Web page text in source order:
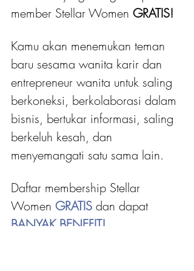
member Stellar Women GRATIS!
Kamu akan menemukan teman
baru sesama wanita karir dan
entrepreneur wanita untuk saling
berkoneksi, berkolaborasi dalam
bisnis, bertukar informasi, saling
berkeluh kesah, dan
menyemangati satu sama lain.
Daftar membership Stellar
Women GRATIS dan dapat
BANYAK BENEFIT!